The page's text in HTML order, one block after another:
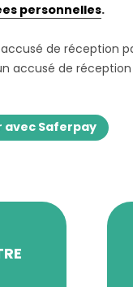
personnelles.
de réception
accusé de
avec Saferpay